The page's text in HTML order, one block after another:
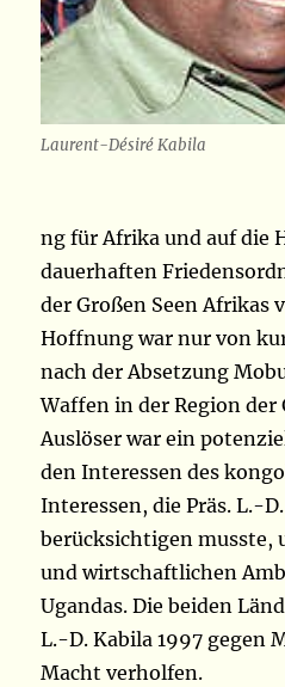
Laurent-Désiré Kabila
ng für Afrika und auf die
dauerhaften
der Großen Seen Afrikas
Hoffnung war nur von
nach der Absetzung
Waffen in der Region der
Auslöser war ein
den Interessen des
Interessen, die Präs. L.-
berücksichtigen musste,
und wirtschaftlichen
Ugandas. Die beiden
L.-D. Kabila 1997 gegen
Macht verholfen.